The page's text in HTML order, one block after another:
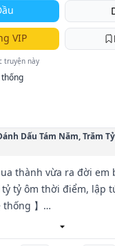
VIP
truyện này
Dấu Tám Năm, Trăm
thành vừa ra đời em
tỷ ôm thời điểm, lập
】
tập đoàn phó tổng